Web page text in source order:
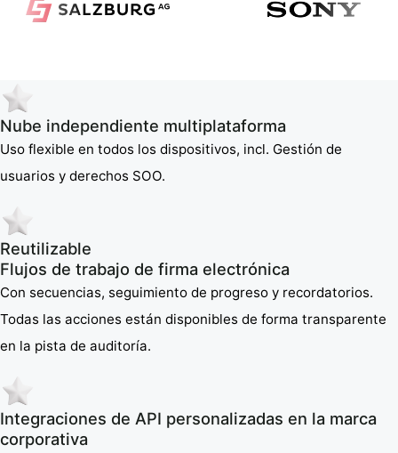
Nube independiente multiplataforma
Uso flexible en todos los dispositivos, incl. Gestión de
usuarios y derechos SOO.
Reutilizable
Flujos de trabajo de firma electrónica
Con secuencias, seguimiento de progreso y recordatorios.
Todas las acciones están disponibles de forma transparente
en la pista de auditoría.
Integraciones de API personalizadas en la marca
corporativa